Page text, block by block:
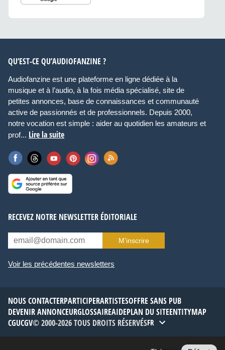
QU’EST-CE QU’AUDIOFANZINE ?
Audiofanzine est une plateforme en ligne dédiée à la
musique et à l’audio, à la fois média spécialisé, site de
petites annonces, base de connaissances et communauté
active de passionnés et de professionnels. Depuis 2000,
notre vocation est simple : aider au quotidien les amateurs et
prof... Lire la suite
RECEVEZ NOTRE NEWSLETTER ÉDITORIALE
M’inscrire
Voir les précédentes newsletters
NOUS CONTACTERPARTICIPERARTISTESOFFRE SANS PUB
DEVENIR ANNONCEURGLOSSAIREAIDEPLAN DU SITEENTITYMAP
CGUCGV© 2000-2026 TOUS DROITS RÉSERVÉSFR